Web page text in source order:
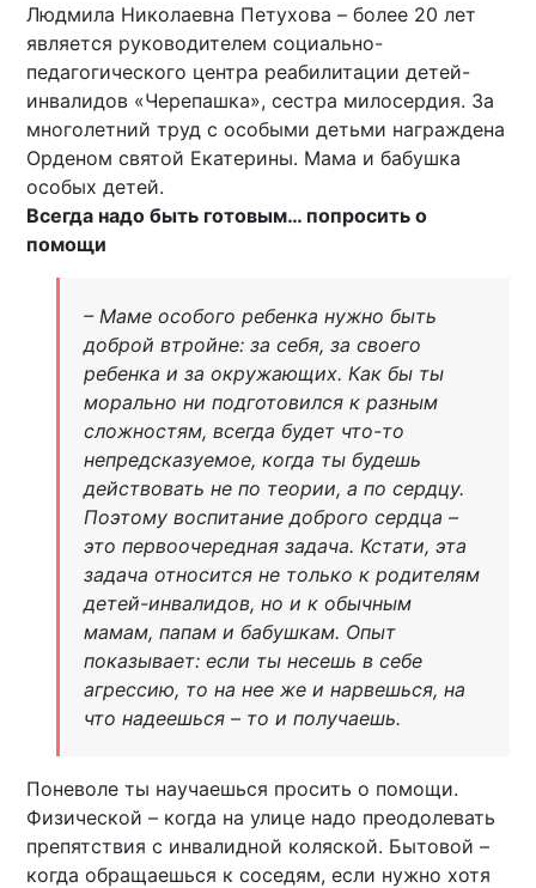
Людмила Николаевна Петухова – более 20 лет
является руководителем социально-
педагогического центра реабилитации детей-
инвалидов «Черепашка», сестра милосердия. За
многолетний труд с особыми детьми награждена
Орденом святой Екатерины. Мама и бабушка
особых детей.
Всегда надо быть готовым… попросить о
помощи
– Маме особого ребенка нужно быть
доброй втройне: за себя, за своего
ребенка и за окружающих. Как бы ты
морально ни подготовился к разным
сложностям, всегда будет что-то
непредсказуемое, когда ты будешь
действовать не по теории, а по сердцу.
Поэтому воспитание доброго сердца –
это первоочередная задача. Кстати, эта
задача относится не только к родителям
детей-инвалидов, но и к обычным
мамам, папам и бабушкам. Опыт
показывает: если ты несешь в себе
агрессию, то на нее же и нарвешься, на
что надеешься – то и получаешь.
Поневоле ты научаешься просить о помощи.
Физической – когда на улице надо преодолевать
препятствия с инвалидной коляской. Бытовой –
когда обращаешься к соседям, если нужно хотя